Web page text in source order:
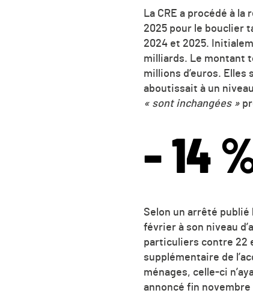
La CRE a procédé à
2025 pour le bouclier
2024 et 2025.
milliards. Le montant
millions d’euros. Elles
aboutissait à un
« sont inchangées »
– 14
Selon un arrêté publié
février à son niveau
particuliers contre 22
supplémentaire de
ménages, celle-ci
annoncé fin novembre